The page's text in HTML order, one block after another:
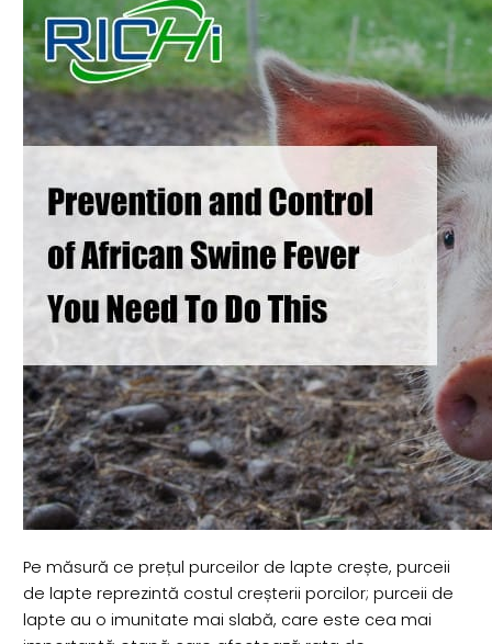
Pe măsură ce prețul purceilor de lapte crește, purceii
de lapte reprezintă costul creșterii porcilor; purceii de
lapte au o imunitate mai slabă, care este cea mai